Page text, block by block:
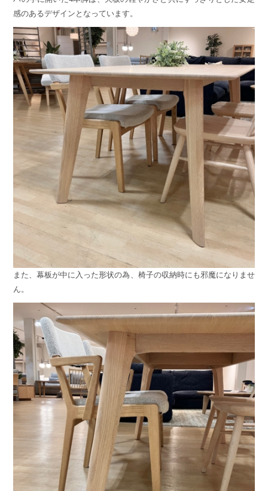
感のあるデザインとなっています。
また、幕板が中に入った形状の為、椅子の収納時にも邪魔になりませ
ん。